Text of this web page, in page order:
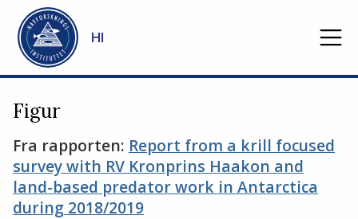
Gå til hovedinnhold
HI
Figur
Fra rapporten: Report from a krill focused
survey with RV Kronprins Haakon and
land-based predator work in Antarctica
during 2018/2019